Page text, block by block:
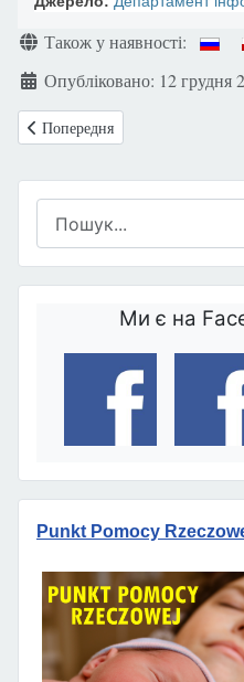
Ми є на
Punkt Pomocy
ДеталіТакож у наявності:
Опубліковано: 12 грудня
Попередня стаття: Ірландія:
Попередня